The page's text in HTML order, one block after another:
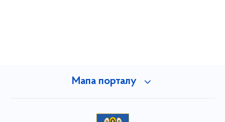
Мапа порталу